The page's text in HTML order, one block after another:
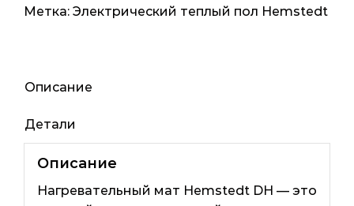
Метка: Электрический теплый пол Hemstedt
Описание
Детали
Описание
Нагревательный мат Hemstedt DH — это